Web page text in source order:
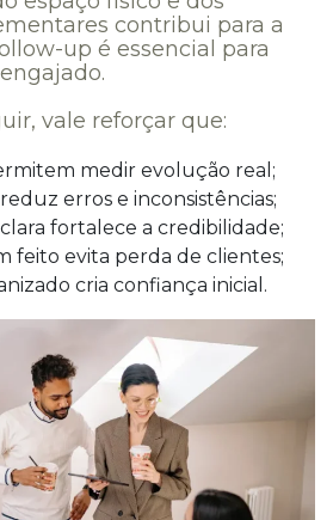
contribui para a
up é essencial para
vale reforçar que:
medir evolução real;
erros e inconsistências;
fortalece a credibilidade;
feito evita perda de clientes;
cria confiança inicial.